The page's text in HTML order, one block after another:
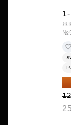
ЖК